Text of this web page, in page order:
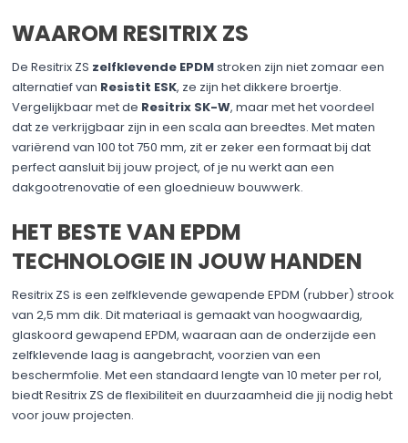
WAAROM RESITRIX ZS
De Resitrix ZS zelfklevende EPDMstroken zijn niet zomaar een
alternatief van Resistit ESK, ze zijn het dikkere broertje.
Vergelijkbaar met de Resitrix SK-W, maar met het voordeel
dat ze verkrijgbaar zijn in een scala aan breedtes. Met maten
variërend van 100 tot 750 mm, zit er zeker een formaat bij dat
perfect aansluit bij jouw project, of je nu werkt aan een
dakgootrenovatie of een gloednieuw bouwwerk.
HET BESTE VAN EPDM
TECHNOLOGIE IN JOUW HANDEN
Resitrix ZS is een zelfklevende gewapende EPDM (rubber) strook
van 2,5 mm dik. Dit materiaal is gemaakt van hoogwaardig,
glaskoord gewapend EPDM, waaraan aan de onderzijde een
zelfklevende laag is aangebracht, voorzien van een
beschermfolie. Met een standaard lengte van 10 meter per rol,
biedt Resitrix ZS de flexibiliteit en duurzaamheid die jij nodig hebt
voor jouw projecten.